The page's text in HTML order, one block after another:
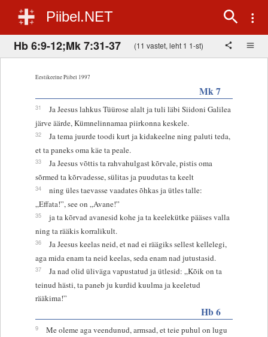
Piibel.NET
Hb 6:9-12;Mk 7:31-37 (11 vastet, leht 1 1-st)
Eestikeelne Piibel 1997
Mk 7
31
Ja Jeesus lahkus Tüürose alalt ja tuli läbi Siidoni Galilea
järve äärde, Kümnelinnamaa piirkonna keskele.
32
Ja tema juurde toodi kurt ja kidakeelne ning paluti teda,
et ta paneks oma käe ta peale.
33
Ja Jeesus võttis ta rahvahulgast kõrvale, pistis oma
sõrmed ta kõrvadesse, sülitas ja puudutas ta keelt
34
ning üles taevasse vaadates õhkas ja ütles talle:
„Effata!”, see on „Avane!”
35
ja ta kõrvad avanesid kohe ja ta keelekütke pääses valla
ning ta rääkis korralikult.
36
Ja Jeesus keelas neid, et nad ei räägiks sellest kellelegi,
aga mida enam ta neid keelas, seda enam nad jutustasid.
37
Ja nad olid üliväga vapustatud ja ütlesid: „Kõik on ta
teinud hästi, ta paneb ju kurdid kuulma ja keeletud
rääkima!”
Hb 6
9
Me oleme aga veendunud, armsad, et teie puhul on lugu